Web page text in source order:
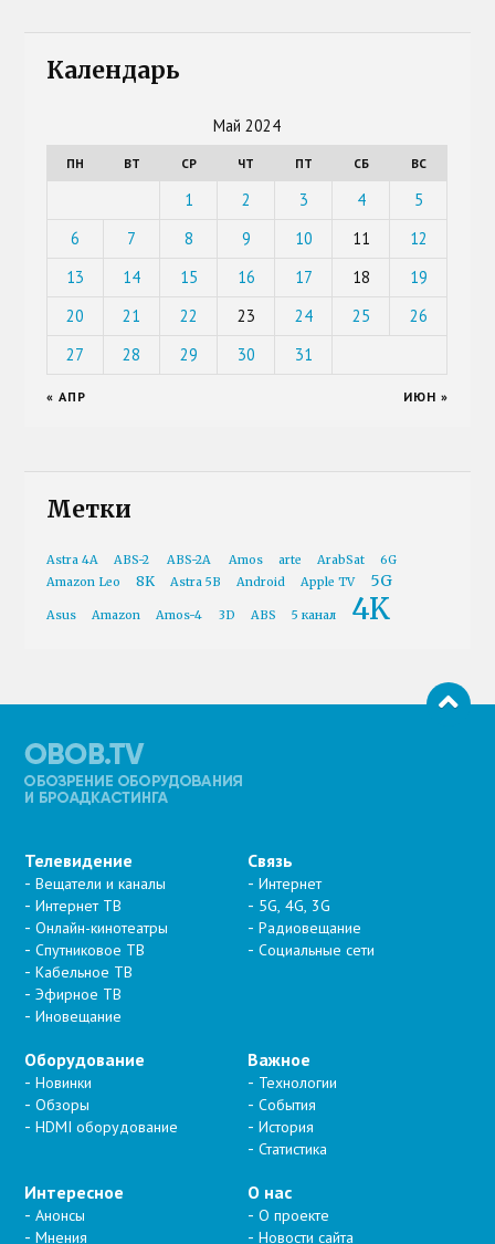
Календарь
Май 2024
ПН ВТ СР ЧТ ПТ СБ ВС
1 2 3 4
5
6
7 8 9 10 11
12
13
14 15 16 17 18
19
20
21 22 23 24 25
26
27
28 29 30 31
« АПР ИЮН »
Метки
Astra 4A ABS-2 ABS-2A Amos arte ArabSat
6G
Amazon Leo
8K Astra 5B Android Apple TV 5G
Asus Amazon Amos-4 3D ABS 5 канал 4K
Телевидение
Вещатели и каналы
Интернет ТВ
Онлайн-кинотеатры
Спутниковое ТВ
Кабельное ТВ
Эфирное ТВ
Иновещание
Связь
Интернет
5G, 4G, 3G
Радиовещание
Социальные сети
Оборудование
Новинки
Обзоры
HDMI оборудование
Важное
Технологии
События
История
Статистика
Интересное
Анонсы
Мнения
О нас
О проекте
Новости сайта